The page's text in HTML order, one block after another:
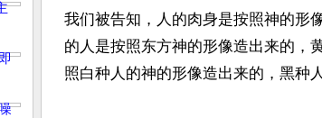
我们被告知，人的肉身是按照神的形
的人是按照东方神的形像造出来的，
照白种人的神的形像造出来的，黑种